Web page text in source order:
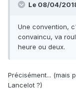
Le 08/04/
Une convention,
convaincu, va
heure ou deux.
Précisément... (mais
Lancelot ?)